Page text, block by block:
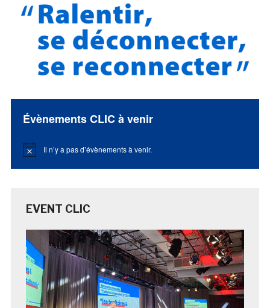
Évènements CLIC à venir
Notice Il n’y a pas d’évènements à venir.
EVENT CLIC